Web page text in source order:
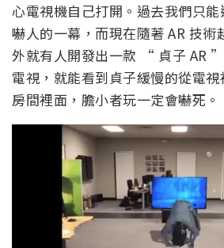
心電視機自己打開。過去我們只
嚇人的一幕，而現在隨著 AR 技術
外就有人開發出一款 “ 貞子 AR
電視，就能看到貞子緩慢的從電
房間裡面，膽小者玩一定會嚇死。